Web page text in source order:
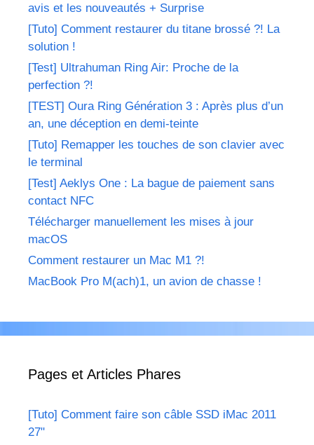
avis et les nouveautés + Surprise
[Tuto] Comment restaurer du titane brossé ?! La
solution !
[Test] Ultrahuman Ring Air: Proche de la
perfection ?!
[TEST] Oura Ring Génération 3 : Après plus d’un
an, une déception en demi-teinte
[Tuto] Remapper les touches de son clavier avec
le terminal
[Test] Aeklys One : La bague de paiement sans
contact NFC
Télécharger manuellement les mises à jour
macOS
Comment restaurer un Mac M1 ?!
MacBook Pro M(ach)1, un avion de chasse !
Pages et Articles Phares
[Tuto] Comment faire son câble SSD iMac 2011
27"